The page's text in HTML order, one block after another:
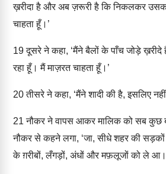
ख़रीदा है और अब ज़रूरी है कि निकलकर
चाहता हूँ।’
19दूसरे ने कहा, ‘मैंने बैलों के पाँच जोड़े
रहा हूँ। मैं माज़रत चाहता हूँ।’
20तीसरे ने कहा, ‘मैंने शादी की है, इसलिए
21 नौकर ने वापस आकर मालिक को सब कुछ
नौकर से कहने लगा, ‘जा, सीधे शहर की
के ग़रीबों, लँगड़ों, अंधों और मफ़लूजों को ले आ।’